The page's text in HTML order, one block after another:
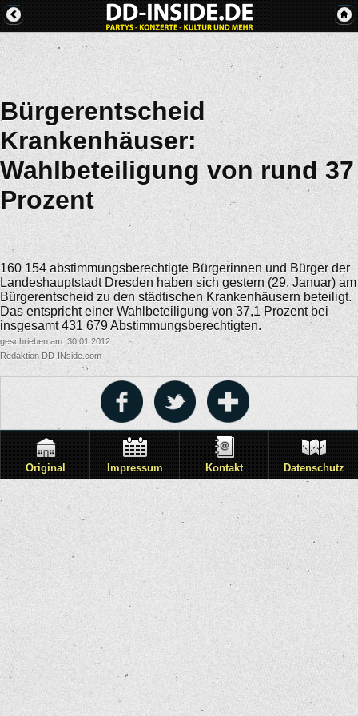
Bürgerentscheid
Krankenhäuser:
Wahlbeteiligung von rund 37
Prozent
160 154 abstimmungsberechtigte Bürgerinnen und Bürger der
Landeshauptstadt Dresden haben sich gestern (29. Januar) am
Bürgerentscheid zu den städtischen Krankenhäusern beteiligt.
Das entspricht einer Wahlbeteiligung von 37,1 Prozent bei
insgesamt 431 679 Abstimmungsberechtigten.
geschrieben am: 30.01.2012
Redaktion DD-INside.com
Original Impressum Kontakt Datenschutz